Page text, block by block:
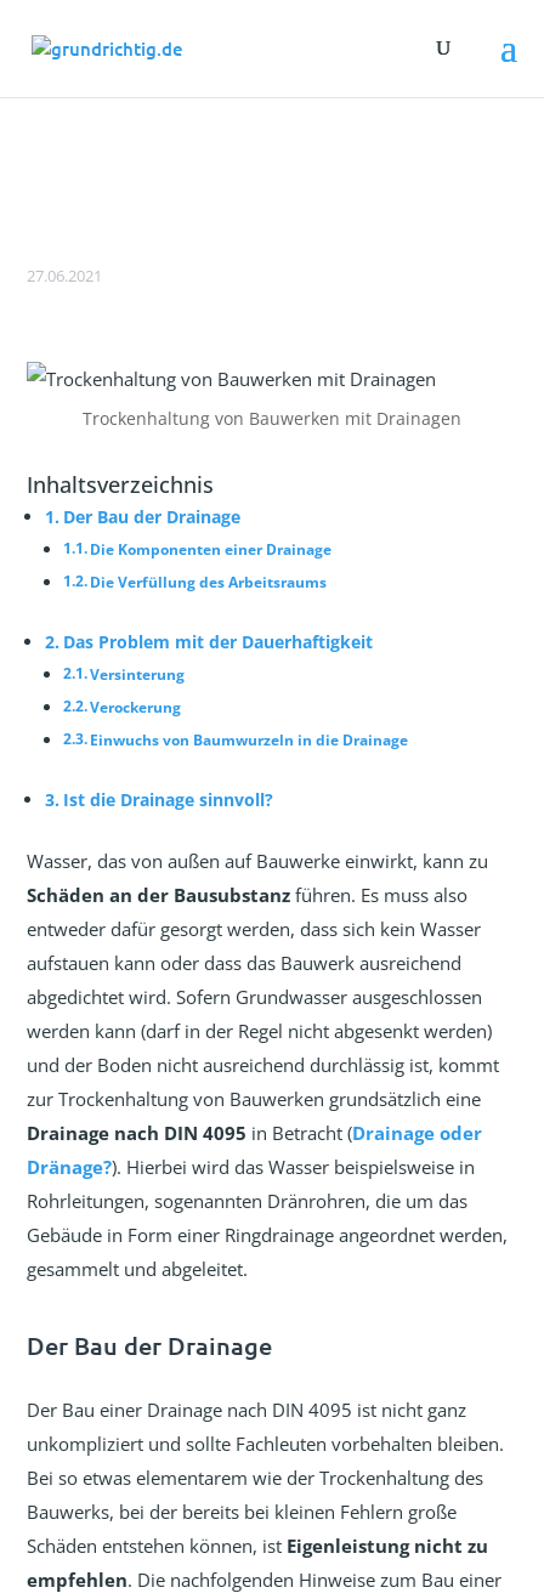
27.06.2021
Trockenhaltung von Bauwerken mit Drainagen
Inhaltsverzeichnis
Der Bau der Drainage
Die Komponenten einer Drainage
Die Verfüllung des Arbeitsraums
Das Problem mit der Dauerhaftigkeit
Versinterung
Verockerung
Einwuchs von Baumwurzeln in die Drainage
Ist die Drainage sinnvoll?
Wasser, das von außen auf Bauwerke einwirkt, kann zu
Schäden an der Bausubstanz führen. Es muss also
entweder dafür gesorgt werden, dass sich kein Wasser
aufstauen kann oder dass das Bauwerk ausreichend
abgedichtet wird. Sofern Grundwasser ausgeschlossen
werden kann (darf in der Regel nicht abgesenkt werden)
und der Boden nicht ausreichend durchlässig ist, kommt
zur Trockenhaltung von Bauwerken grundsätzlich eine
Drainage nach DIN 4095 in Betracht (Drainage oder
Dränage?). Hierbei wird das Wasser beispielsweise in
Rohrleitungen, sogenannten Dränrohren, die um das
Gebäude in Form einer Ringdrainage angeordnet werden,
gesammelt und abgeleitet.
Der Bau der Drainage
Der Bau einer Drainage nach DIN 4095 ist nicht ganz
unkompliziert und sollte Fachleuten vorbehalten bleiben.
Bei so etwas elementarem wie der Trockenhaltung des
Bauwerks, bei der bereits bei kleinen Fehlern große
Schäden entstehen können, ist Eigenleistung nicht zu
empfehlen. Die nachfolgenden Hinweise zum Bau einer